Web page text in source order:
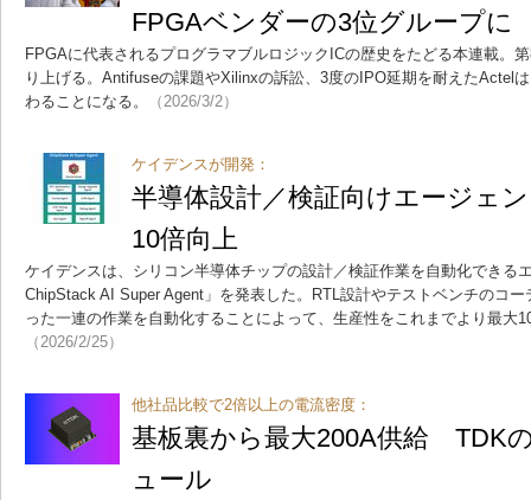
FPGAベンダーの3位グループに
FPGAに代表されるプログラマブルロジックICの歴史をたどる本連載。
り上げる。Antifuseの課題やXilinxの訴訟、3度のIPO延期を耐えたActel
わることになる。
（2026/3/2）
ケイデンスが開発：
半導体設計／検証向けエージェ
10倍向上
ケイデンスは、シリコン半導体チップの設計／検証作業を自動化できる
ChipStack AI Super Agent」を発表した。RTL設計やテストベンチのコ
った一連の作業を自動化することによって、生産性をこれまでより最大
（2026/2/25）
他社品比較で2倍以上の電流密度：
基板裏から最大200A供給 TDK
ュール